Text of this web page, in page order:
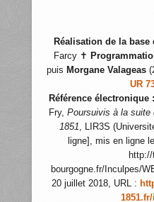
Réalisation de la base
Farcy ✝
puis Morgane Valageas
UR
Référence électronique :
Fry, Poursuivis à la suite
1851, LIR3S
ligne], mis en ligne
bourgogne.fr/Inculpes/
20 juillet 2018, URL :